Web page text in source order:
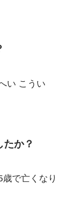
い こうい
たか？
で亡くなり